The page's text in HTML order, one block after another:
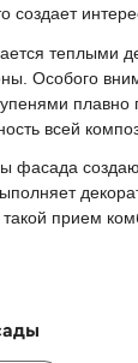
создает
теплыми
Особого
плавно
всей
фасада
прием